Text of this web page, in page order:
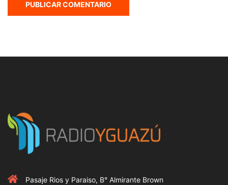
Pasaje Rios y Paraiso, B° Almirante Brown